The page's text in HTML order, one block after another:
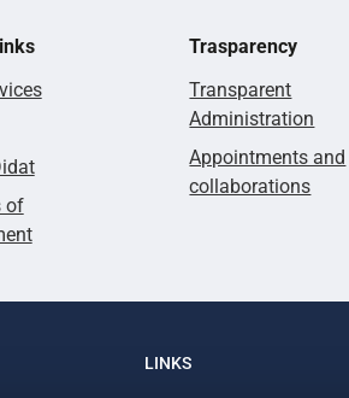
of
Trasparency
Transparent
Administration
Appointments and
collaborations
LINKS